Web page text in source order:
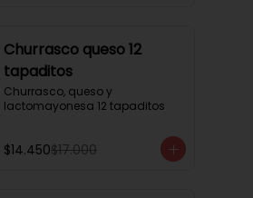
3 mini brioche tinta calamar.
Salmon ahumado, queso
crema, hojas de rúcula
Churrasco queso 12
tapaditos
Churrasco, queso y
lactomayonesa 12 tapaditos
$14.450$17.000